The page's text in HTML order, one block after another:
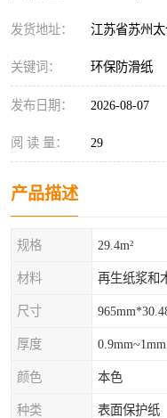
发货地址： 江苏省苏州
关键词： 环保防滑纸
发布日期： 2026-08-07
阅 读 量： 29
产品描述
规格 29.4m²
材料 再生纸浆和
尺寸
厚度 0.9mm~1mm
颜色 本色
种类 表面保护纸